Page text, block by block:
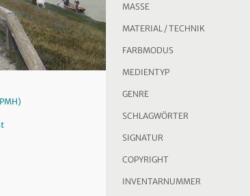
MASSE
MATERIAL / TECHNIK
FARBMODUS
MEDIENTYP
GENRE
SCHLAGWÖRTER
SIGNATUR
COPYRIGHT
INVENTARNUMMER